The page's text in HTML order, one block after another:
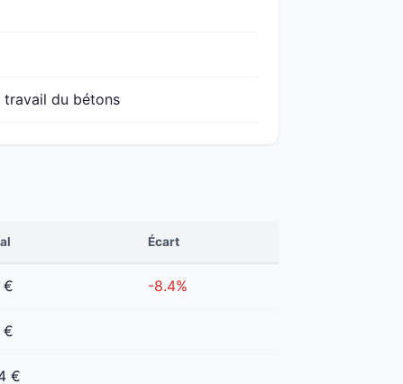
travail du bétons
Écart
€ -8.4%
€
€